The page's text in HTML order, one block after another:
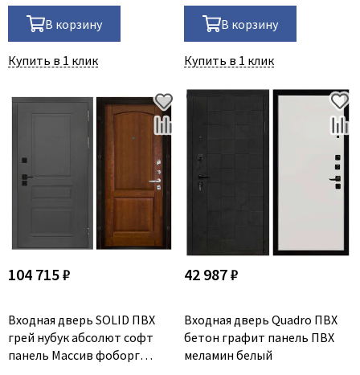
В корзину
Купить в 1 клик
В корзину
Купить в 1 клик
104 715 ₽
Входная дверь SOLID ПВХ
грей нубук абсолют софт
панель Массив фоборг
42 987 ₽
Входная дверь Quadro ПВХ
бетон графит панель ПВХ
меламин белый